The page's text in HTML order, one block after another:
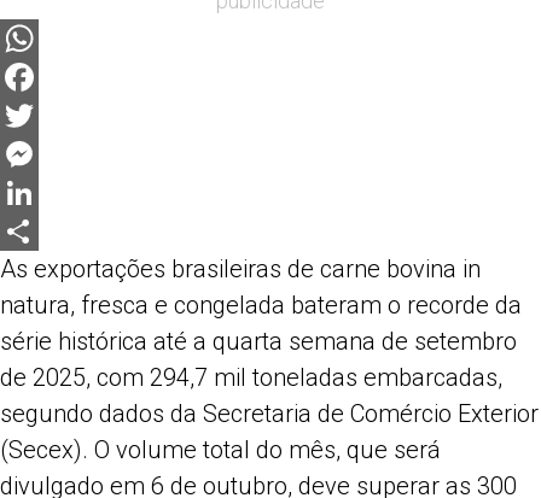
WhatsApp
Facebook
Twitter
Messenger
LinkedIn
Share
As exportações brasileiras de carne bovina in
natura, fresca e congelada bateram o recorde da
série histórica até a quarta semana de setembro
de 2025, com 294,7 mil toneladas embarcadas,
segundo dados da Secretaria de Comércio Exterior
(Secex). O volume total do mês, que será
divulgado em 6 de outubro, deve superar as 300